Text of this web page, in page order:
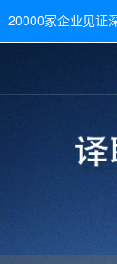
20000家企业见证
常用语种翻译
日语
德语翻
翻